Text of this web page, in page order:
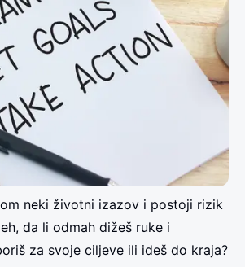
neki životni izazov i postoji rizik
da li odmah dižeš ruke i
za svoje ciljeve ili ideš do kraja?